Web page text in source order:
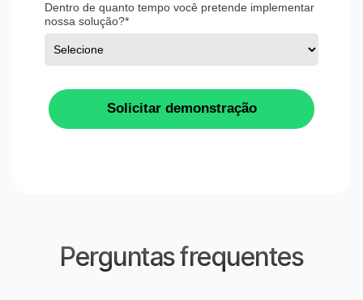
Dentro de quanto tempo você pretende implementar
nossa solução?*
Solicitar demonstração
Perguntas frequentes